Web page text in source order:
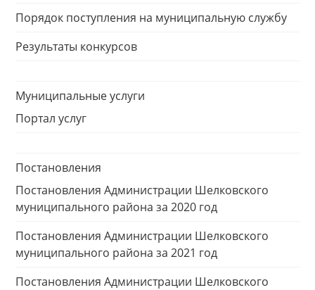
Порядок поступления на муниципальную службу
Результаты конкурсов
Муниципальные услуги
Портал услуг
Постановления
Постановления Администрации Шелковского
муниципального района за 2020 год
Постановления Администрации Шелковского
муниципального района за 2021 год
Постановления Администрации Шелковского